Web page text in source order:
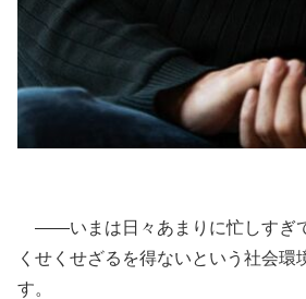
――いまは日々あまりに忙しすぎ
くせくせざるを得ないという社会環
す。